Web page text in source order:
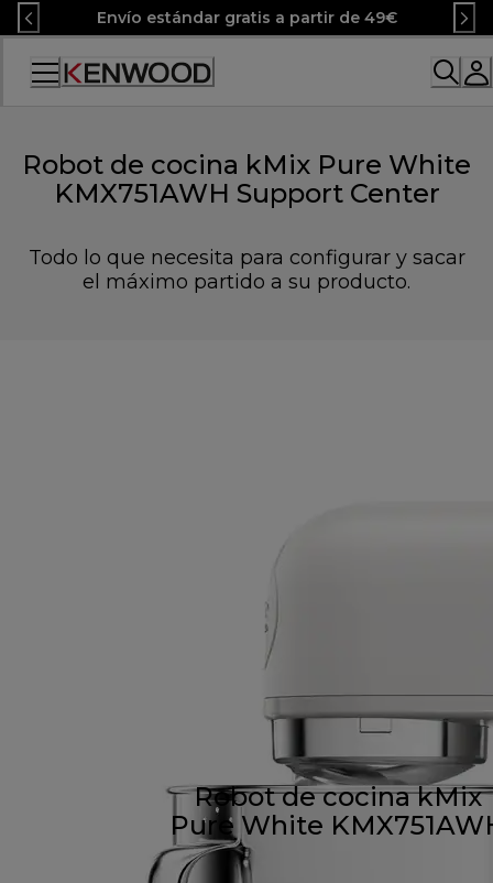
Skip
to
Content
Envío estándar gratis a partir de 49€
Accessibility
Robot de cocina kMix Pure White
KMX751AWH Support Center
Todo lo que necesita para configurar y sacar
el máximo partido a su producto.
Robot de cocina kMix
Pure White